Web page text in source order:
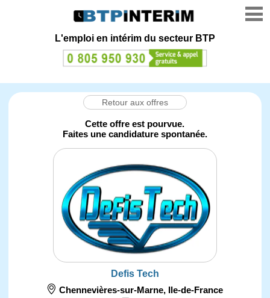
L'emploi en intérim du secteur BTP
Retour aux offres
Cette offre est pourvue.
Faites une candidature spontanée.
Defis Tech
Chennevières-sur-Marne, Ile-de-France